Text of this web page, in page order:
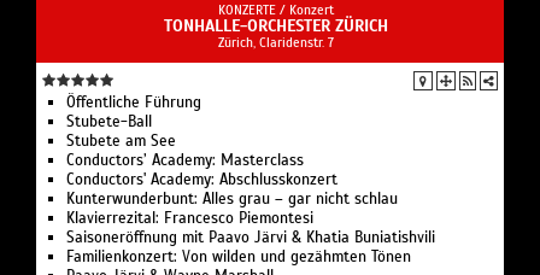
KONZERTE / Konzert
TONHALLE-ORCHESTER ZÜRICH
Zürich, Claridenstr. 7
Öffentliche Führung
Stubete-Ball
Stubete am See
Conductors’ Academy: Masterclass
Conductors' Academy: Abschlusskonzert
Kunterwunderbunt: Alles grau – gar nicht schlau
Klavierrezital: Francesco Piemontesi
Saisoneröffnung mit Paavo Järvi & Khatia Buniatishvili
Familienkonzert: Von wilden und gezähmten Tönen